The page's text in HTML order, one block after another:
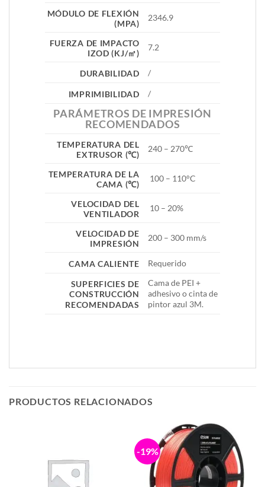
MÓDULO DE FLEXIÓN
(MPA)
2346.9
FUERZA DE IMPACTO
IZOD (KJ/㎡)
7.2
DURABILIDAD /
IMPRIMIBILIDAD /
PARÁMETROS DE IMPRESIÓN
RECOMENDADOS
TEMPERATURA DEL
EXTRUSOR (℃)
240 – 270℃
TEMPERATURA DE LA
CAMA (℃)
100 – 110°C
VELOCIDAD DEL
VENTILADOR
10 – 20%
VELOCIDAD DE
IMPRESIÓN
200 – 300 mm/s
CAMA CALIENTE Requerido
SUPERFICIES DE
CONSTRUCCIÓN
RECOMENDADAS
Cama de PEI +
adhesivo o cinta de
pintor azul 3M.
PRODUCTOS RELACIONADOS
-19%